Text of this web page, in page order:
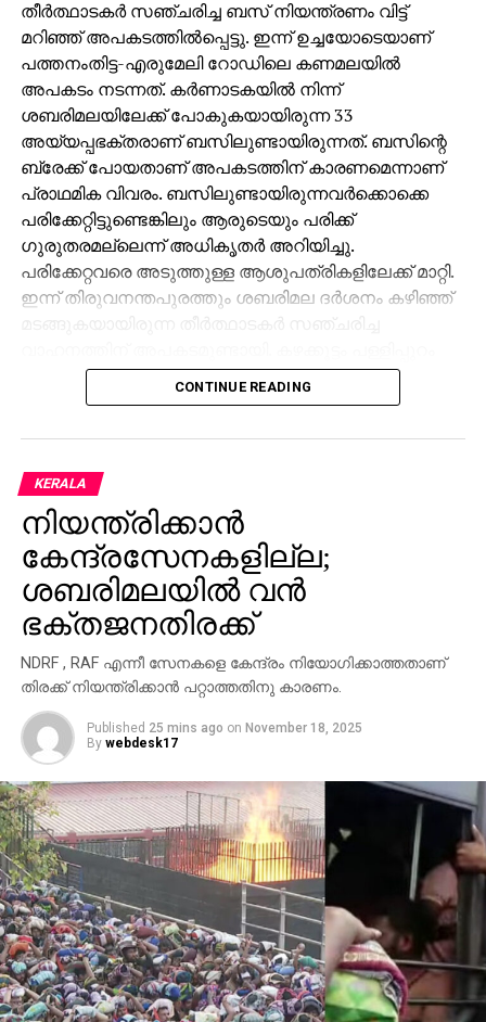
തീര്‍ത്ഥാടകര്‍ സഞ്ചരിച്ച ബസ് നിയന്ത്രണം വിട്ട്
മറിഞ്ഞ് അപകടത്തില്‍പ്പെട്ടു. ഇന്ന് ഉച്ചയോടെയാണ്
പത്തനംതിട്ട-എരുമേലി റോഡിലെ കണമലയില്‍
അപകടം നടന്നത്. കര്‍ണാടകയില്‍ നിന്ന്
ശബരിമലയിലേക്ക് പോകുകയായിരുന്ന 33
അയ്യപ്പഭക്തരാണ് ബസിലുണ്ടായിരുന്നത്. ബസിന്റെ
ബ്രേക്ക് പോയതാണ് അപകടത്തിന് കാരണമെന്നാണ്
പ്രാഥമിക വിവരം. ബസിലുണ്ടായിരുന്നവര്‍ക്കൊക്കെ
പരിക്കേറ്റിട്ടുണ്ടെങ്കിലും ആരുടെയും പരിക്ക്
ഗുരുതരമല്ലെന്ന് അധികൃതര്‍ അറിയിച്ചു.
പരിക്കേറ്റവരെ അടുത്തുള്ള ആശുപത്രികളിലേക്ക് മാറ്റി.
ഇന്ന് തിരുവനന്തപുരത്തും ശബരിമല ദര്‍ശനം കഴിഞ്ഞ്
പ്രദേശത്ത് ദേശീയപാതയിലെ നിര്‍മാണഭാഗത്ത്
വാഹനം തെന്നിമാറി തലകീഴായി മറിഞ്ഞതാണ്.
തീര്‍ത്ഥാടനം സീസണ്‍ ആരംഭിച്ചിട്ടുള്ള
സാഹചര്യത്തില്‍ രണ്ട് സ്ഥലങ്ങളിലുണ്ടായ ഈ
അപകടങ്ങള്‍ തീര്‍ത്ഥാടകരുടെ സുരക്ഷാ
ക്രമീകരണങ്ങളെക്കുറിച്ച് വീണ്ടും ആശങ്ക
ഉയര്‍ത്തുകയാണ്.
CONTINUE READING
KERALA
നിയന്ത്രിക്കാന്‍
കേന്ദ്രസേനകളില്ല;
ശബരിമലയില്‍ വന്‍
ഭക്തജനതിരക്ക്
NDRF , RAF എന്നീ സേനകളെ കേന്ദ്രം നിയോഗിക്കാത്തതാണ്
തിരക്ക് നിയന്ത്രിക്കാന്‍ പറ്റാത്തതിനു കാരണം.
Published 25 mins ago on November 18, 2025
By webdesk17